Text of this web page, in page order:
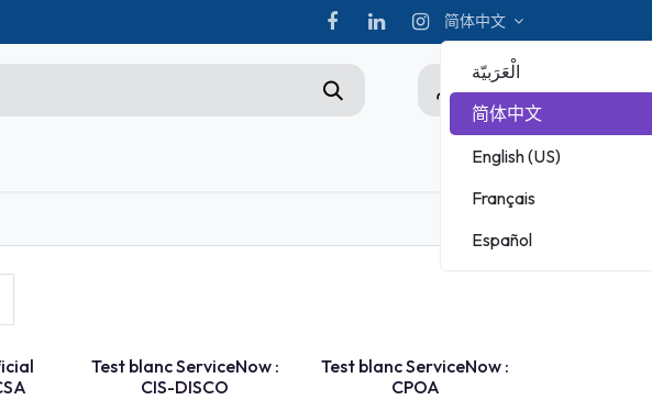
简体中文
الْعَرَبيّة
简体中文
English (US)
Français
Español
Test blanc ServiceNow :
CIS-DISCO
Test blanc ServiceNow :
CPOA